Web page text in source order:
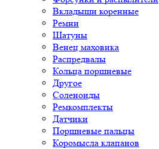
Вкладыши коренные
Ремни
Шатуны
Венец маховика
Распредвалы
Кольца поршневые
Другое
Соленоиды
Ремкомплекты
Датчики
Поршневые пальцы
Коромысла клапанов